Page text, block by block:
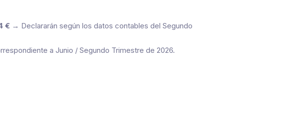
€→ Declararán según los datos contables del Segundo
a Junio / Segundo Trimestre de 2026.